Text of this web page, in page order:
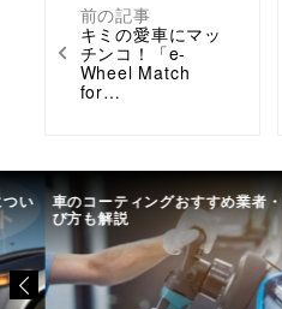
前の記事
キミの愛車にマッ
チンコ！「e-
Wheel Match
for…
い 車のコーティングおすすめ業者
び方も解説